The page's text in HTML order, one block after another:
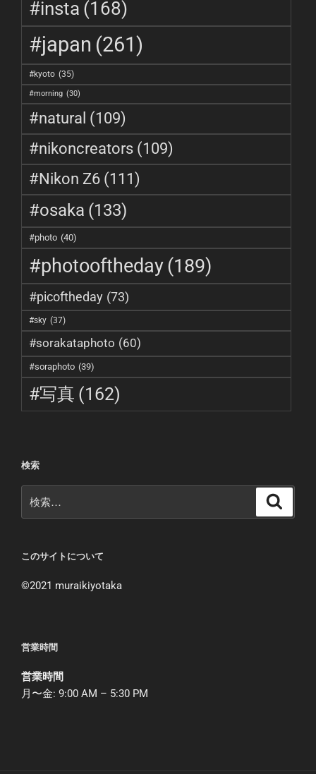
#insta (168)
#japan (261)
#kyoto (35)
#morning (30)
#natural (109)
#nikoncreators (109)
#Nikon Z6 (111)
#osaka (133)
#photo (40)
#photooftheday(189)
#picoftheday (73)
#sky (37)
#sorakataphoto (60)
#soraphoto (39)
#写真 (162)
検索
索:
このサイトについて
©︎2021 muraikiyotaka
営業時間
営業時間
月〜金: 9:00 AM – 5:30 PM